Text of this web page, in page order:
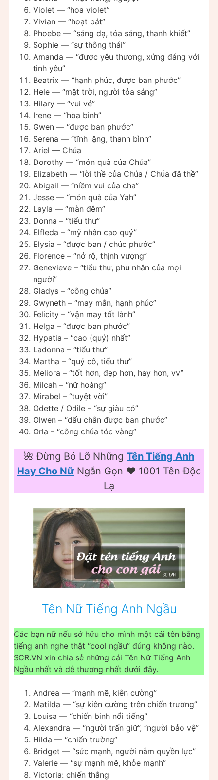
Violet — “hoa violet”
Vivian — “hoạt bát”
Phoebe — “sáng dạ, tỏa sáng, thanh khiết”
Sophie — “sự thông thái”
Amanda — “được yêu thương, xứng đáng với
tình yêu”
Beatrix — “hạnh phúc, được ban phước”
Hele — “mặt trời, người tỏa sáng”
Hilary — “vui vẻ”
Irene — “hòa bình”
Gwen — “được ban phước”
Serena — “tĩnh lặng, thanh bình”
Ariel — Chúa
Dorothy — “món quà của Chúa”
Elizabeth — “lời thề của Chúa / Chúa đã thề”
Abigail — “niềm vui của cha”
Jesse — “món quà của Yah”
Layla — “màn đêm”
Donna – “tiểu thư”
Elfleda – “mỹ nhân cao quý”
Elysia – “được ban / chúc phước”
Florence – “nở rộ, thịnh vượng”
Genevieve – “tiểu thư, phu nhân của mọi
người”
Gladys – “công chúa”
Gwyneth – “may mắn, hạnh phúc”
Felicity – “vận may tốt lành”
Helga – “được ban phước”
Hypatia – “cao (quý) nhất”
Ladonna – “tiểu thư”
Martha – “quý cô, tiểu thư”
Meliora – “tốt hơn, đẹp hơn, hay hơn, vv”
Milcah – “nữ hoàng”
Mirabel – “tuyệt vời”
Odette / Odile – “sự giàu có”
Olwen – “dấu chân được ban phước”
Orla – “công chúa tóc vàng”
🌺 Đừng Bỏ Lỡ Những Tên Tiếng Anh
Hay Cho NữNgắn Gọn ❤️ 1001 Tên Độc
Lạ
Tên Nữ Tiếng Anh Ngầu
Các bạn nữ nếu sở hữu cho mình một cái tên bằng
tiếng anh nghe thật “cool ngầu” đúng không nào.
SCR.VN xin chia sẻ những cái Tên Nữ Tiếng Anh
Ngầu nhất và dễ thương nhất dưới đây.
Andrea — “mạnh mẽ, kiên cường”
Matilda — “sự kiên cường trên chiến trường”
Louisa — “chiến binh nổi tiếng”
Alexandra — “người trấn giữ”, “người bảo vệ”
Hilda — “chiến trường”
Bridget — “sức mạnh, người nắm quyền lực”
Valerie — “sự mạnh mẽ, khỏe mạnh”
Victoria: chiến thắng